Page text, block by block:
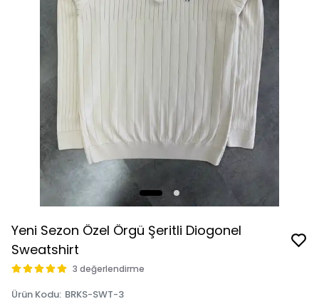
Yeni Sezon Özel Örgü Şeritli Diogonel
Sweatshirt
3 değerlendirme
Ürün Kodu: BRKS-SWT-3